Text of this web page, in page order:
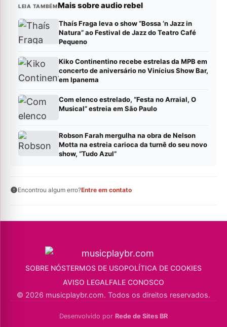
LEIA TAMBÉMMais sobre audio rebel
Thaís Fraga leva o show “Bossa ‘n Jazz in
Natura” ao Festival de Jazz do Teatro Café
Pequeno
Kiko Continentino recebe estrelas da MPB em
concerto de aniversário no Vinícius Show Bar,
em Ipanema
Com elenco estrelado, “Festa no Arraial, O
Musical” estreia em São Paulo
Robson Farah mergulha na obra de Nelson
Motta na estreia carioca da turnê do seu novo
show, “Tudo Azul”
Encontrou algum erro?Entre em contato
SOBRE NÓSTERMOS DE USOPOLÍTICA DE COOKIES
AVISO LEGALFALE CONOSCO
© 2026 musicplaybr.com. Todos os direitos reservados.
Desenvolvido por Rede de Sites BR